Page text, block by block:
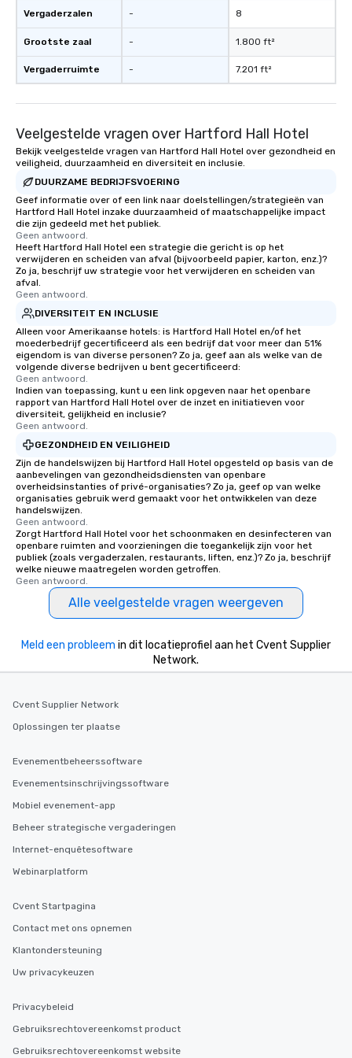
Vergaderzalen
Grootste zaal
Vergaderruimte
-
-
-
8
1.800 ft²
7.201 ft²
Veelgestelde vragen over Hartford Hall Hotel
Bekijk veelgestelde vragen van Hartford Hall Hotel over gezondheid en
veiligheid, duurzaamheid en diversiteit en inclusie.
DUURZAME BEDRIJFSVOERING
Geef informatie over of een link naar doelstellingen/strategieën van
Hartford Hall Hotel inzake duurzaamheid of maatschappelijke impact
die zijn gedeeld met het publiek.
Geen antwoord.
Heeft Hartford Hall Hotel een strategie die gericht is op het
verwijderen en scheiden van afval (bijvoorbeeld papier, karton, enz.)?
Zo ja, beschrijf uw strategie voor het verwijderen en scheiden van
afval.
Geen antwoord.
DIVERSITEIT EN INCLUSIE
Alleen voor Amerikaanse hotels: is Hartford Hall Hotel en/of het
moederbedrijf gecertificeerd als een bedrijf dat voor meer dan 51%
eigendom is van diverse personen? Zo ja, geef aan als welke van de
volgende diverse bedrijven u bent gecertificeerd:
Geen antwoord.
Indien van toepassing, kunt u een link opgeven naar het openbare
rapport van Hartford Hall Hotel over de inzet en initiatieven voor
diversiteit, gelijkheid en inclusie?
Geen antwoord.
GEZONDHEID EN VEILIGHEID
Zijn de handelswijzen bij Hartford Hall Hotel opgesteld op basis van de
aanbevelingen van gezondheidsdiensten van openbare
overheidsinstanties of privé-organisaties? Zo ja, geef op van welke
organisaties gebruik werd gemaakt voor het ontwikkelen van deze
handelswijzen.
Geen antwoord.
Zorgt Hartford Hall Hotel voor het schoonmaken en desinfecteren van
openbare ruimten and voorzieningen die toegankelijk zijn voor het
publiek (zoals vergaderzalen, restaurants, liften, enz.)? Zo ja, beschrijf
welke nieuwe maatregelen worden getroffen.
Geen antwoord.
Alle veelgestelde vragen weergeven
Meld een probleem in dit locatieprofiel aan het Cvent Supplier
Network.
Cvent Supplier Network
Oplossingen ter plaatse
Evenementbeheerssoftware
Evenementsinschrijvingssoftware
Mobiel evenement-app
Beheer strategische vergaderingen
Internet-enquêtesoftware
Webinarplatform
Cvent Startpagina
Contact met ons opnemen
Klantondersteuning
Uw privacykeuzen
Privacybeleid
Gebruiksrechtovereenkomst product
Gebruiksrechtovereenkomst website